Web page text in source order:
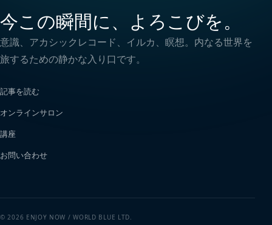
今この瞬間に、よろこびを。
意識、アカシックレコード、イルカ、瞑想。内なる世界を
旅するための静かな入り口です。
記事を読む
オンラインサロン
講座
お問い合わせ
© 2026 ENJOY NOW / WORLD BLUE LTD.